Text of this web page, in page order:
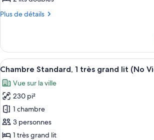
chambre :
2
lits
doubles
(No
View)
Plus de détails
Plus
Chambre
Standard,
2
doubles
(No
View)
Afficher
toutes
les
photos
pour
ce
type
Une
4
Chambre Standard, 1 très grand lit (No
Vue sur la ville
230 pi²
1 chambre
3 personnes
1 très grand lit